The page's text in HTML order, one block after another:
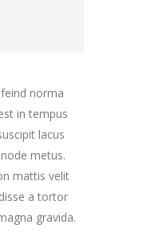
norma
in tempus
lacus
metus.
mattis velit
a tortor
gravida.
kai